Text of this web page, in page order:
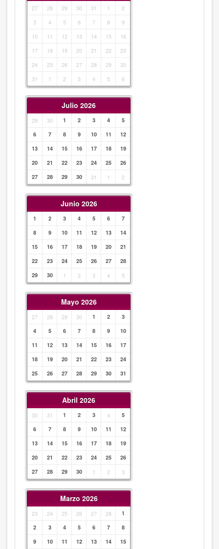
27 28 29 30 31 1
2
3
4 5 6 7 8
9
10
11 12 13 14 15
16
17
18 19 20 21 22
23
24
25 26 27 28 29
30
31
1 2 3 4 5 6
Julio 2026
29 30 1 2 3 4
5
6
7 8 9 10 11
12
13
14 15 16 17 18
19
20
21 22 23 24 25
26
27
28 29 30 31 1 2
Junio 2026
1 2 3 4 5 6
7
8
9 10 11 12 13
14
15
16 17 18 19 20
21
22
23 24 25 26 27
28
29
30 1 2 3 4 5
Mayo 2026
27 28 29 30 1 2
3
4
5 6 7 8 9
10
11
12 13 14 15 16
17
18
19 20 21 22 23
24
25
26 27 28 29 30 31
Abril 2026
30 31 1 2 3 4
5
6
7 8 9 10 11
12
13
14 15 16 17 18
19
20
21 22 23 24 25
26
27
28 29 30 1 2 3
Marzo 2026
23 24 25 26 27 28
1
2
3 4 5 6 7
8
9
10 11 12 13 14
15